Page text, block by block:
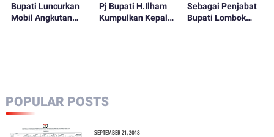
Bupati Luncurkan
Mobil Angkutan
Pj Bupati H.Ilham
Kumpulkan Kepala
Sebagai Penjabat
Bupati Lombok
POPULAR POSTS
SEPTEMBER 21, 2018